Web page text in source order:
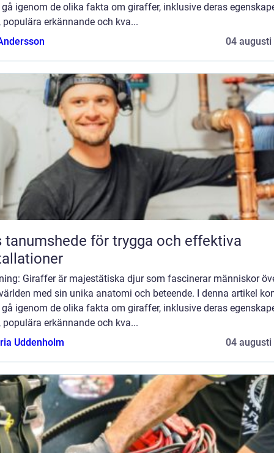
igenom de olika fakta om giraffer, inklusive deras
populära erkännande och kva...
04 augusti
tanumshede för trygga och effektiva
Giraffer är majestätiska djur som fascinerar människor
med sin unika anatomi och beteende. I denna artikel
igenom de olika fakta om giraffer, inklusive deras
populära erkännande och kva...
Uddenholm
04 augusti